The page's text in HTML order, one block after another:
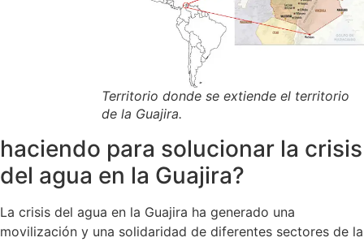
Territorio donde se extiende el territorio
de la Guajira.
haciendo para solucionar la crisis
del agua en la Guajira?
La crisis del agua en la Guajira ha generado una
movilización y una solidaridad de diferentes sectores de la